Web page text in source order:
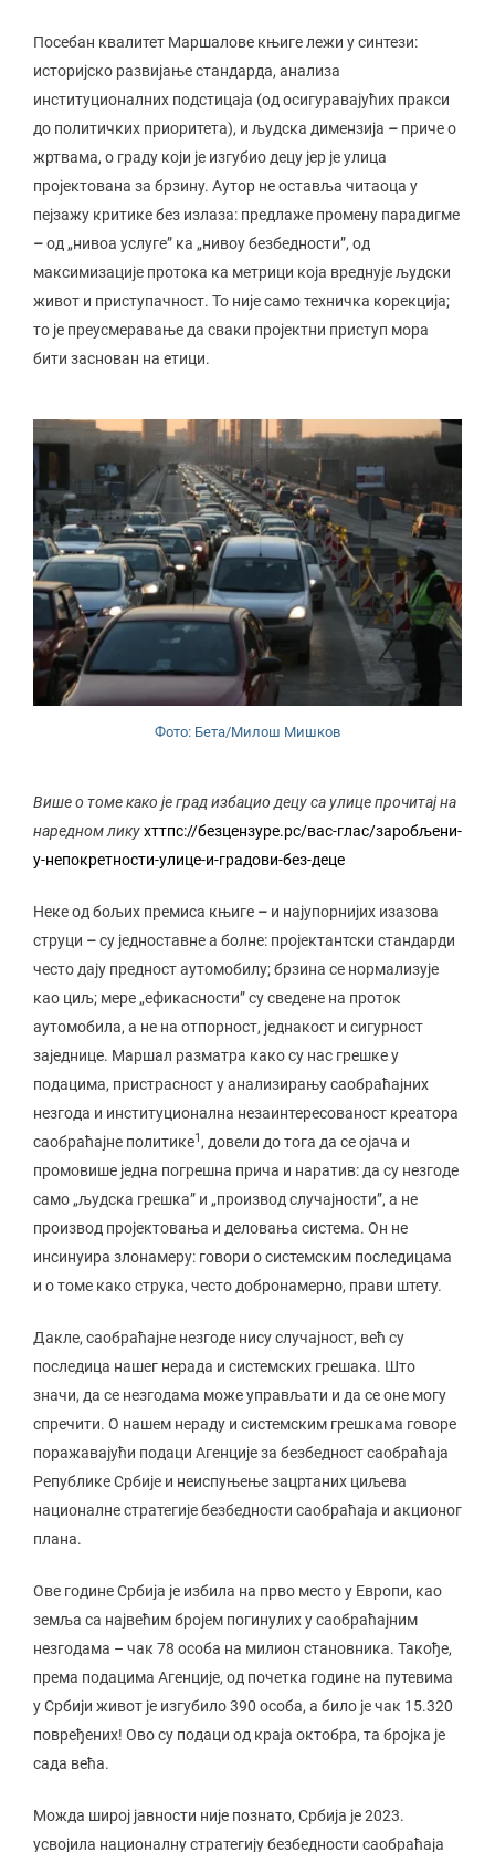
Посебан квалитет Маршалове књиге лежи у синтези:
историјско развијање стандарда, анализа
институционалних подстицаја (од осигуравајућих пракси
до политичких приоритета), и људска димензија – приче о
жртвама, о граду који је изгубио децу јер је улица
пројектована за брзину. Аутор не оставља читаоца у
пејзажу критике без излаза: предлаже промену парадигме
–од „нивоа услуге” ка „нивоу безбедности”, од
максимизације протока ка метрици која вреднује људски
живот и приступачност. То није само техничка корекција;
то је преусмеравање да сваки пројектни приступ мора
бити заснован на етици.
Фото: Бета/Милош Мишков
Више о томе како је град избацио децу са улице прочитај на
наредном ликухттпс://безцензуре.рс/вас-глас/заробљени-
у-непокретности-улице-и-градови-без-деце
Неке од бољих премиса књиге – и најупорнијих изазова
струци –су једноставне а болне: пројектантски стандарди
често дају предност аутомобилу; брзина се нормализује
као циљ; мере „ефикасности” су сведене на проток
аутомобила, а не на отпорност, једнакост и сигурност
заједнице. Маршал разматра како су нас грешке у
подацима, пристрасност у анализирању саобраћајних
незгода и институционална незаинтересованост креатора
саобраћајне политике1, довели до тога да се ојача и
промовише једна погрешна прича и наратив: да су незгоде
само „људска грешка” и „производ случајности”, а не
производ пројектовања и деловања система. Он не
инсинуира злонамеру: говори о системским последицама
и о томе како струка, често добронамерно, прави штету.
Дакле, саобраћајне незгоде нису случајност, већ су
последица нашег нерада и системских грешака. Што
значи, да се незгодама може управљати и да се оне могу
спречити. О нашем нераду и системским грешкама говоре
поражавајући подаци Агенције за безбедност саобраћаја
Републике Србије и неиспуњење зацртаних циљева
националне стратегије безбедности саобраћаја и акционог
плана.
Ове године Србија је избила на прво место у Европи, као
земља са највећим бројем погинулих у саобраћајним
незгодама – чак 78 особа на милион становника. Такође,
према подацима Агенције, од почетка године на путевима
у Србији живот је изгубило 390 особа, а било је чак 15.320
повређених! Ово су подаци од краја октобра, та бројка је
сада већа.
Можда широј јавности није познато, Србија је 2023.
усвојила националну стратегију безбедности саобраћаја